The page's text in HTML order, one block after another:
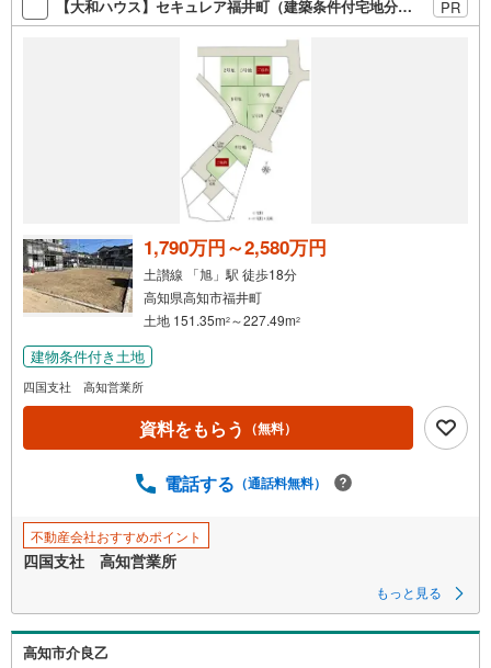
【大和ハウス】セキュレア福井町（建築条件付宅地分譲） PR
1,790万円～2,580万円
土讃線 「旭」駅 徒歩18分
高知県高知市福井町
土地 151.35m2 ～227.49m2
建物条件付き土地
四国支社 高知営業所
資料をもらう （無料）
電話する （通話料無料）
不動産会社おすすめポイント
四国支社 高知営業所
もっと見る
高知市介良乙